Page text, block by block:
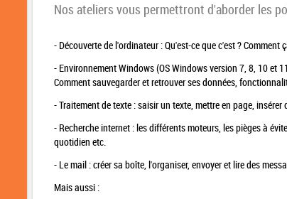
Nos ateliers vous permettront d'aborder les
- Découverte de l'ordinateur : Qu'est-ce que c'est ?
- Environnement Windows (OS Windows version 7, 8, 10 et
Comment sauvegarder et retrouver ses données,
- Traitement de texte : saisir un texte, mettre en page, insérer
- Recherche internet : les différents moteurs, les pièges à
quotidien etc.
- Le mail : créer sa boîte, l'organiser, envoyer et lire des
Mais aussi :